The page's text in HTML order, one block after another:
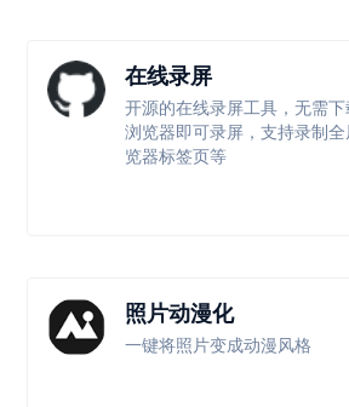
在线录屏
开源的在线录屏工具，无需
浏览器即可录屏，支持录制
览器标签页等
照片动漫化
一键将照片变成动漫风格